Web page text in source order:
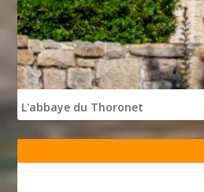
L'abbaye du Thoronet